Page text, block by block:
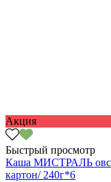
Акция
Быстрый просмотр
Каша МИСТРАЛЬ
картон/ 240г*6